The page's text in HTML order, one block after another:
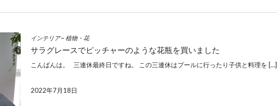
インテリア~ 植物・花
サラグレースでピッチャーのような花瓶を買いました
こんばんは。 三連休最終日ですね。 この三連休はプールに行ったり子供と料理を […]
2022年7月18日